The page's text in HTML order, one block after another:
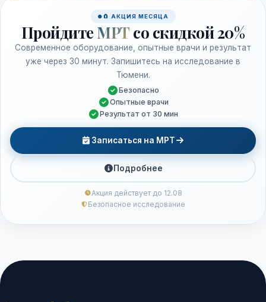
🧲 АКЦИЯ МЕСЯЦА
Пройдите МРТ со скидкой 20%
Современное оборудование, опытные врачи и результат
уже через 30 минут. Запишитесь на исследование в
Тюмени.
Безопасно
Опытные врачи
Результат от 30 мин
Записаться на МРТ
Подробнее
Акция действует до 12.08
Безопасное исследование